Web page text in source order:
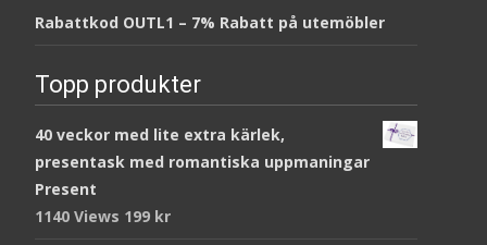
Rabattkod OUTL1 – 7% Rabatt på utemöbler
Topp produkter
40 veckor med lite extra kärlek,
presentask med romantiska uppmaningar
Present
1140 Views 199 kr